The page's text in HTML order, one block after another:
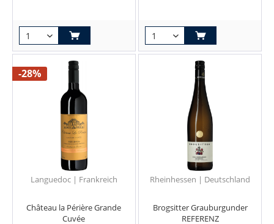
-28%
Languedoc | Frankreich
Château la Périère Grande
Cuvée
Rheinhessen | Deutschland
Brogsitter Grauburgunder
REFERENZ